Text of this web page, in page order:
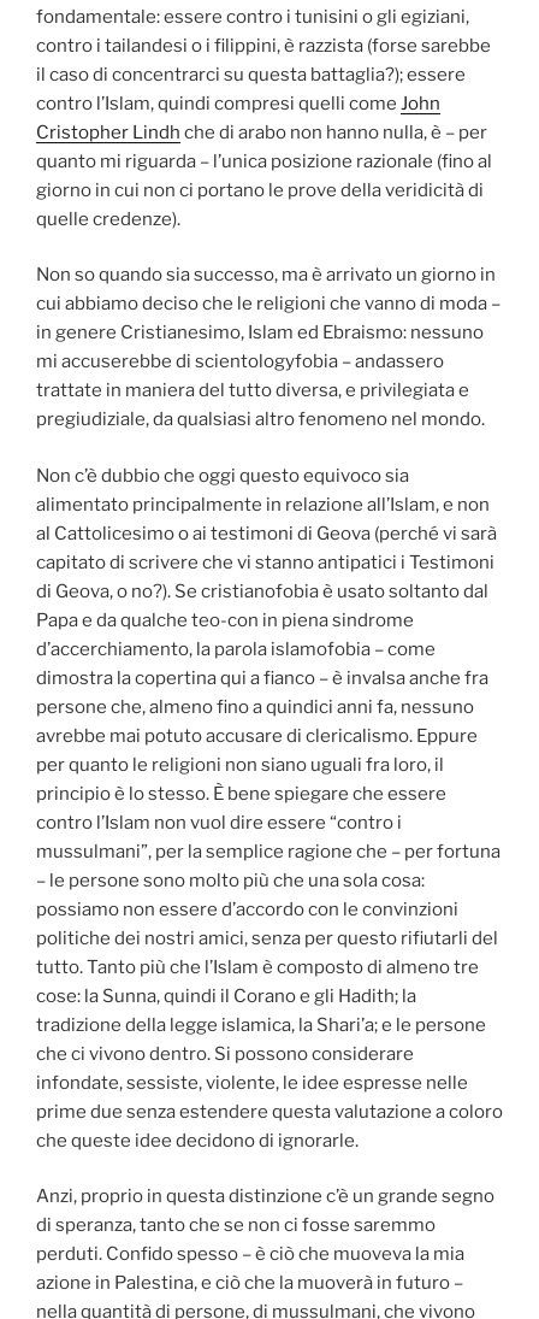
fondamentale: essere contro i tunisini o gli egiziani,
contro i tailandesi o i filippini, è razzista (forse sarebbe
il caso di concentrarci su questa battaglia?); essere
contro l’Islam, quindi compresi quelli come John
Cristopher Lindh che di arabo non hanno nulla, è – per
quanto mi riguarda – l’unica posizione razionale (fino al
giorno in cui non ci portano le prove della veridicità di
quelle credenze).
Non so quando sia successo, ma è arrivato un giorno in
cui abbiamo deciso che le religioni che vanno di moda –
in genere Cristianesimo, Islam ed Ebraismo: nessuno
mi accuserebbe di scientologyfobia – andassero
trattate in maniera del tutto diversa, e privilegiata e
pregiudiziale, da qualsiasi altro fenomeno nel mondo.
Non c’è dubbio che oggi questo equivoco sia
alimentato principalmente in relazione all’Islam, e non
al Cattolicesimo o ai testimoni di Geova (perché vi sarà
capitato di scrivere che vi stanno antipatici i Testimoni
di Geova, o no?). Se cristianofobia è usato soltanto dal
Papa e da qualche teo-con in piena sindrome
d’accerchiamento, la parola islamofobia – come
dimostra la copertina qui a fianco – è invalsa anche fra
persone che, almeno fino a quindici anni fa, nessuno
avrebbe mai potuto accusare di clericalismo. Eppure
per quanto le religioni non siano uguali fra loro, il
principio è lo stesso. È bene spiegare che essere
contro l’Islam non vuol dire essere “contro i
mussulmani”, per la semplice ragione che – per fortuna
– le persone sono molto più che una sola cosa:
possiamo non essere d’accordo con le convinzioni
politiche dei nostri amici, senza per questo rifiutarli del
tutto. Tanto più che l’Islam è composto di almeno tre
cose: la Sunna, quindi il Corano e gli Hadith; la
tradizione della legge islamica, la Shari’a; e le persone
che ci vivono dentro. Si possono considerare
infondate, sessiste, violente, le idee espresse nelle
prime due senza estendere questa valutazione a coloro
che queste idee decidono di ignorarle.
Anzi, proprio in questa distinzione c’è un grande segno
di speranza, tanto che se non ci fosse saremmo
perduti. Confido spesso – è ciò che muoveva la mia
azione in Palestina, e ciò che la muoverà in futuro –
nella quantità di persone, di mussulmani, che vivono